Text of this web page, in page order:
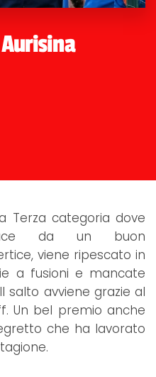
Terza categoria dove
da un buon
viene ripescato in
a fusioni e mancate
salto avviene grazie al
Un bel premio anche
che ha lavorato